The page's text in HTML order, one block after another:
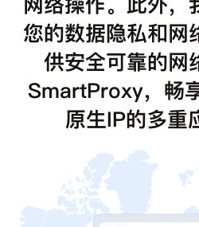
您的数据隐私和网
供安全可靠的网
SmartProxy，畅
原生IP的多重